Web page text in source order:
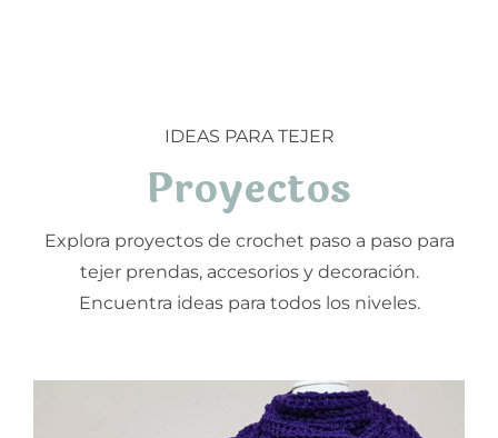
IDEAS PARA TEJER
Proyectos
Explora proyectos de crochet paso a paso para
tejer prendas, accesorios y decoración.
Encuentra ideas para todos los niveles.